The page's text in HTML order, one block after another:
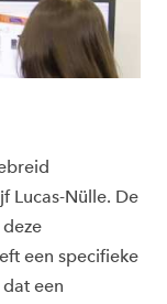
Lucas-Nülle. De
een specifieke
een